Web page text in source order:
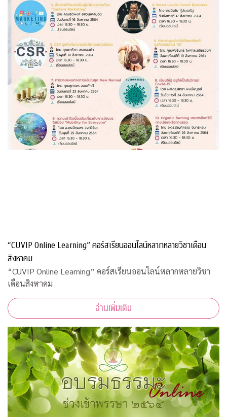
“CUVIP Online Learning” คอร์สเรียนออนไลน์หลากหลายวิชาเดือน
สิงหาคม
“CUVIP Online Learning” คอร์สเรียนออนไลน์หลากหลายวิชา
เดือนสิงหาคม
อ่านเพิ่มเติม